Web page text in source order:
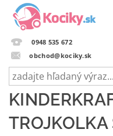
0948 535 672
obchod@kociky.sk
TROJKOLKA